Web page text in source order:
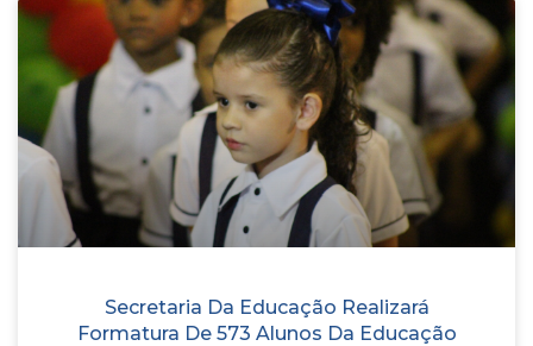
Secretaria Da Educação Realizará
Formatura De 573 Alunos Da Educação